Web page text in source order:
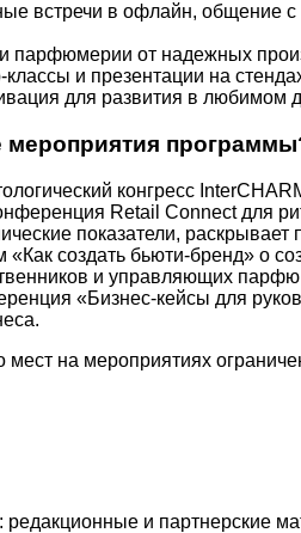
встречи в офлайн, общение с
парфюмерии от надежных
и презентации на
для развития в любимом
мероприятия
конгресс
Retail Connect для
показатели, раскрывает
создать бьюти-бренд» о
и управляющих
«Бизнес-кейсы для
на мероприятиях
редакционные и партнерские